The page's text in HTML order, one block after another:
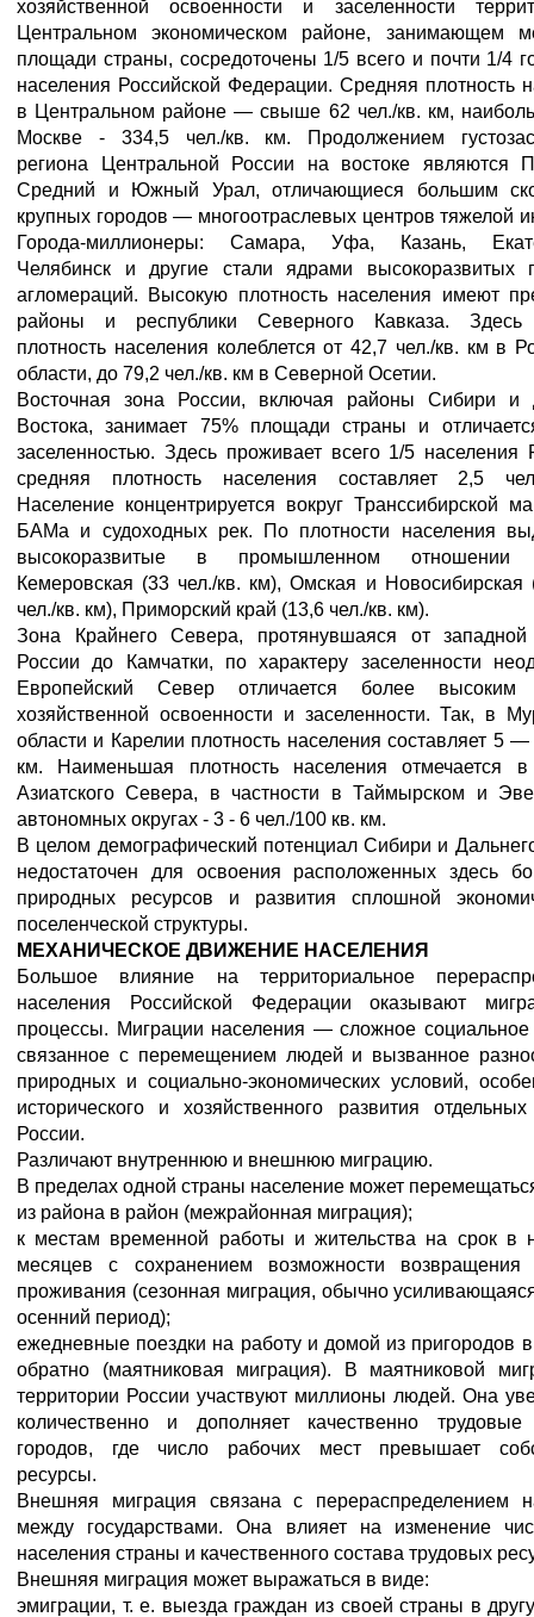
хозяйственной освоенности и заселенности
Центральном экономическом районе, занимающем
площади страны, сосредоточены 1/5 всего и почти 1/4
населения Российской Федерации. Средняя плотность
в Центральном районе — свыше 62 чел./кв. км,
Москве - 334,5 чел./кв. км. Продолжением
региона Центральной России на востоке являются
Средний и Южный Урал, отличающиеся большим
крупных городов — многоотраслевых центров тяжелой
Города-миллионеры: Самара, Уфа, Казань,
Челябинск и другие стали ядрами высокоразвитых
агломераций. Высокую плотность населения имеют
районы и республики Северного Кавказа. Здесь
плотность населения колеблется от 42,7 чел./кв. км в
области, до 79,2 чел./кв. км в Северной Осетии.
Восточная зона России, включая районы Сибири и
Востока, занимает 75% площади страны и
заселенностью. Здесь проживает всего 1/5 населения
средняя плотность населения составляет 2,5
Население концентрируется вокруг Транссибирской
БАМа и судоходных рек. По плотности населения
высокоразвитые в промышленном отношении
Кемеровская (33 чел./кв. км), Омская и
чел./кв. км), Приморский край (13,6 чел./кв. км).
Зона Крайнего Севера, протянувшаяся от западной
России до Камчатки, по характеру заселенности
Европейский Север отличается более высоким
хозяйственной освоенности и заселенности. Так, в
области и Карелии плотность населения составляет 5 —
км. Наименьшая плотность населения отмечается
Азиатского Севера, в частности в Таймырском и
автономных округах - 3 - 6 чел./100 кв. км.
В целом демографический потенциал Сибири и
недостаточен для освоения расположенных здесь
природных ресурсов и развития сплошной
поселенческой структуры.
МЕХАНИЧЕСКОЕ ДВИЖЕНИЕ НАСЕЛЕНИЯ
Большое влияние на территориальное
населения Российской Федерации оказывают
процессы. Миграции населения — сложное социальное
связанное с перемещением людей и вызванное
природных и социально-экономических условий,
исторического и хозяйственного развития
России.
Различают внутреннюю и внешнюю миграцию.
В пределах одной страны население может
из района в район (межрайонная миграция);
к местам временной работы и жительства на срок в
месяцев с сохранением возможности
проживания (сезонная миграция, обычно
осенний период);
ежедневные поездки на работу и домой из пригородов
обратно (маятниковая миграция). В маятниковой
территории России участвуют миллионы людей. Она
количественно и дополняет качественно
городов, где число рабочих мест превышает
ресурсы.
Внешняя миграция связана с перераспределением
между государствами. Она влияет на изменение
населения страны и качественного состава трудовых
Внешняя миграция может выражаться в виде:
эмиграции, т. е. выезда граждан из своей страны в